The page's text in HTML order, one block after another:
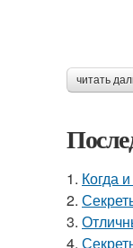
читать
1. Когда
2.
3.
4.